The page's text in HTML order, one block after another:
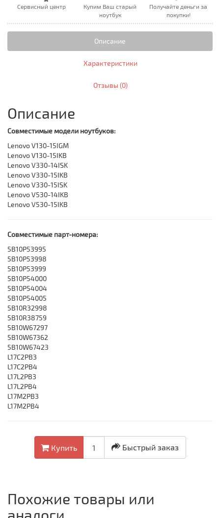
Сервисный центр
Купим Ваш старый
ноутбук
Получайте деньги за
покупки!
Описание
Характеристики
Отзывы (0)
Описание
Совместимые модели ноутбуков:
Lenovo V130-15IGM
Lenovo V130-15IKB
Lenovo V330-14ISK
Lenovo V330-15IKB
Lenovo V330-15ISK
Lenovo V530-14IKB
Lenovo V530-15IKB
Совместимые парт-номера:
5B10P53995
5B10P53998
5B10P53999
5B10P54000
5B10P54004
5B10P54005
5B10R32998
5B10R38759
5B10W67297
5B10W67362
5B10W67423
L17C2PB3
L17C2PB4
L17L2PB3
L17L2PB4
L17M2PB3
L17M2PB4
Купить Быстрый заказ
Похожие товары или